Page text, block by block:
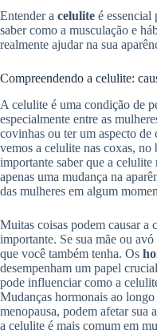
Entender a celulite é essencial
saber como a musculação e
realmente ajudar na sua
Compreendendo a celulite:
A celulite é uma condição de
especialmente entre as
covinhas ou ter um aspecto de
vemos a celulite nas coxas,
importante saber que a celulite
apenas uma mudança na
das mulheres em algum
Muitas coisas podem causar a
importante. Se sua mãe ou
que você também tenha. Os
desempenham um papel
pode influenciar como a
Mudanças hormonais ao
menopausa, podem afetar sua
a celulite é mais comum em